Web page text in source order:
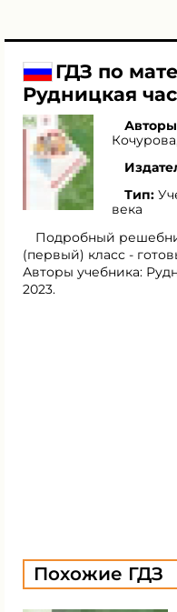
ГДЗ по
Рудницкая
Кочурова
Тип:
века
Подробный
(первый) класс -
Авторы учебника:
2023.
Похожие ГДЗ